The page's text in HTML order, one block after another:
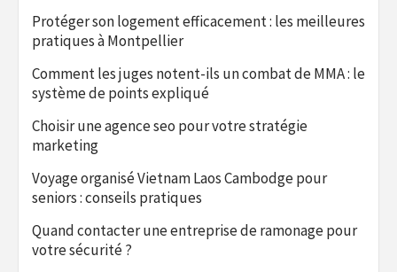
Protéger son logement efficacement : les meilleures
pratiques à Montpellier
Comment les juges notent-ils un combat de MMA : le
système de points expliqué
Choisir une agence seo pour votre stratégie
marketing
Voyage organisé Vietnam Laos Cambodge pour
seniors : conseils pratiques
Quand contacter une entreprise de ramonage pour
votre sécurité ?